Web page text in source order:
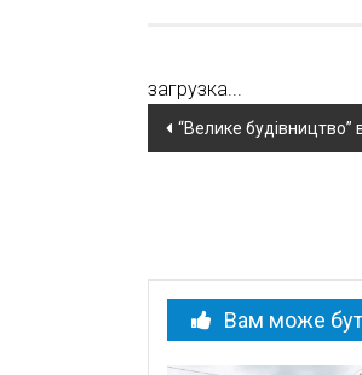
загрузка...
Навігація
“Велике будівництво”
Вам може